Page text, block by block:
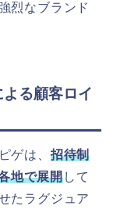
烈なブランド
る顧客ロイ
ゲは、 招待制
地で展開して
たラグジュア